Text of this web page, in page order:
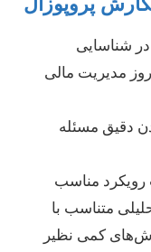
مالی
مسئله
مناسب
متناسب با
کمی نظیر